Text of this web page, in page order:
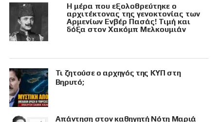
Η μέρα που εξολοθρεύτηκε ο
αρχιτέκτονας της γενοκτονίας των
Αρμενίων Ενβέρ Πασάς! Τιμή και
δόξα στον Χακόμπ Μελκουμιάν
Τι ζητούσε ο αρχηγός της ΚΥΠ στη
Βηρυτό;
Απάντηση στον καθηγητή Νότη Μαριά